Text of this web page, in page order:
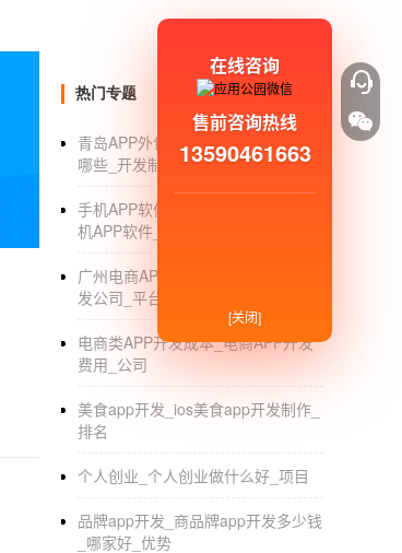
热门专题
青岛APP外包_青岛APP外包公司有
哪些_开发制作_定制公司
手机APP软件定制开发_怎么开发手
机APP软件_定制公司
广州电商APP开发_广州电商APP开
发公司_平台_价格
电商类APP开发成本_电商APP开发
费用_公司
美食app开发_ios美食app开发制作_
排名
个人创业_个人创业做什么好_项目
品牌app开发_商品牌app开发多少钱
_哪家好_优势
在线咨询
售前咨询热线
13590461663
[关闭]